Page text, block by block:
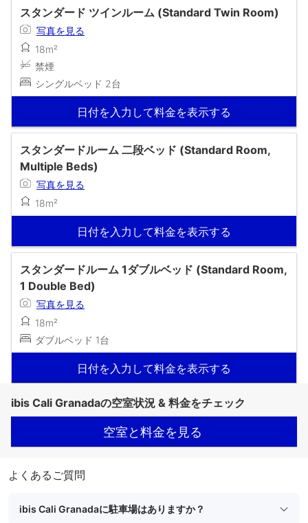
スタンダード ツインルーム (Standard Twin Room)
写真を見る
18m²
禁煙
シングルベッド 2台
日付を入力して料金を表示する
スタンダードルーム 二段ベッド (Standard Room,
Multiple Beds)
写真を見る
18m²
日付を入力して料金を表示する
スタンダードルーム 1ダブルベッド (Standard Room,
1 Double Bed)
写真を見る
18m²
ダブルベッド 1台
日付を入力して料金を表示する
ibis Cali Granadaの空室状況 & 料金をチェック
空室と料金を見る
よくあるご質問
ibis Cali Granadaに駐車場はありますか？